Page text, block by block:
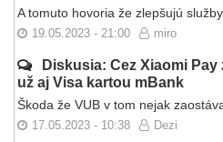
A tomuto hovoria že zlepšujú
19.05.2023 - 21:00 miro
Diskusia: Cez Xiaomi
už aj Visa kartou mBank
Škoda že VUB v tom nejak
17.05.2023 - 10:38 Dezi